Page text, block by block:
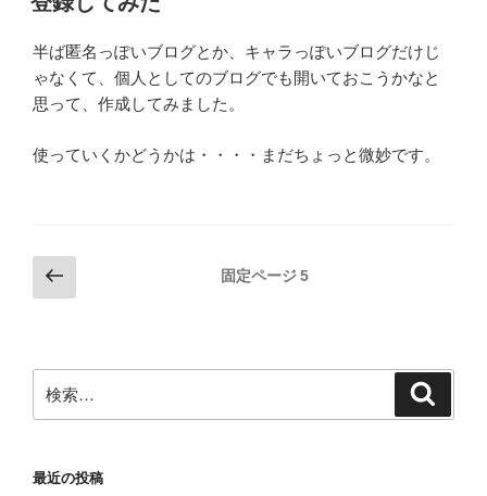
日:
半ば匿名っぽいブログとか、キャラっぽいブログだけじ
ゃなくて、個人としてのブログでも開いておこうかなと
思って、作成してみました。
使っていくかどうかは・・・・まだちょっと微妙です。
投
稿
ー
ジ
り
前
の
ジ
固定ページ5
索:
最近の投稿